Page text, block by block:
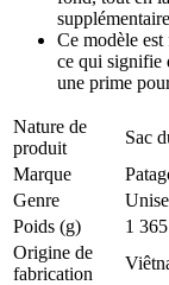
Ce modèle
ce qui signifie
une prime
Nature de
produit
Sac
Marque
Genre
Poids (g)
1 365
Origine de
fabrication